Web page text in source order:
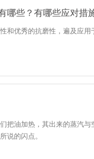
哪些？有哪些应对措
优秀的抗磨性，遍及应用
把油加热，其出来的蒸汽
说的闪点。